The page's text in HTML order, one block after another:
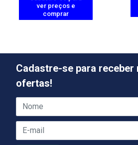
ver preços e
comprar
Cadastre-se para receber
ofertas!